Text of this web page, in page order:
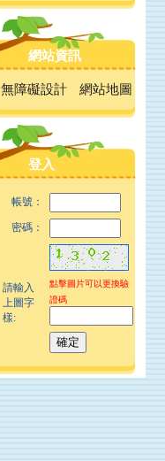
網站資訊
無障礙設計 網站地圖
登入
帳號：
密碼：
請輸入
上圖字
樣:
點擊圖片可以更換驗
證碼